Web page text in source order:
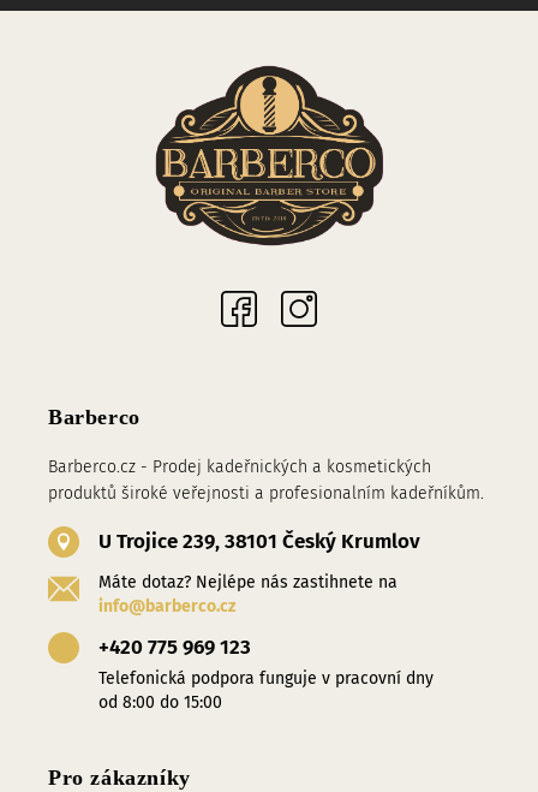
Barberco
Barberco.cz - Prodej kadeřnických a kosmetických
produktů široké veřejnosti a profesionalním kadeřníkům.
U Trojice 239, 38101 Český Krumlov
Máte dotaz? Nejlépe nás zastihnete na
info@barberco.cz
+420 775 969 123
Telefonická podpora funguje v pracovní dny
od 8:00 do 15:00
Pro zákazníky